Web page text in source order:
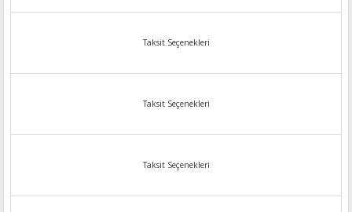
Taksit Seçenekleri
Taksit Seçenekleri
Taksit Seçenekleri